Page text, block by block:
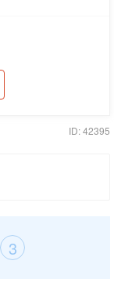
ID: 42395
3